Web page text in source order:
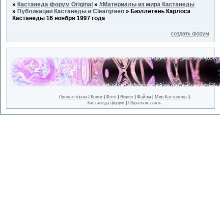
»Кастанеда форум Original »#Материалы из мира Кастанеды
»Публикации Кастанеды и Cleargreen »Бюллетень Карлоса
Кастанеды 16 ноября 1997 года
создать форум
Лунные фазы Книги Фото Видео Файлы Мир Кастанеды
Кастанеда форум| Обратная связь